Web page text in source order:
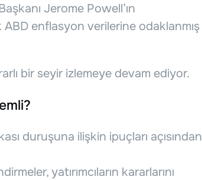
Jerome Powell’ın
ABD enflasyon verilerine odaklanmış
bir seyir izlemeye devam ediyor.
duruşuna ilişkin ipuçları açısından
yatırımcıların kararlarını